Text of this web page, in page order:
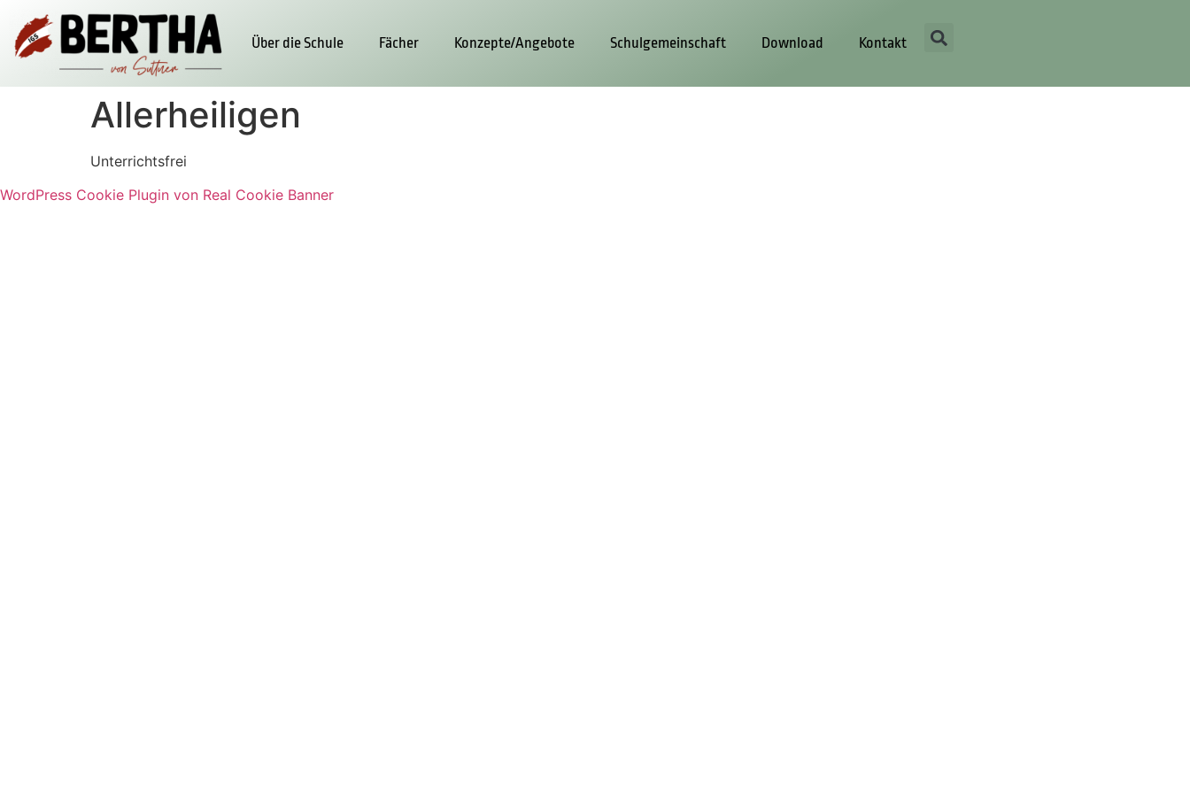
Über die Schule Fächer Konzepte/Angebote Schulgemeinschaft Download Kontakt
Allerheiligen
Unterrichtsfrei
WordPress Cookie Plugin von Real Cookie Banner